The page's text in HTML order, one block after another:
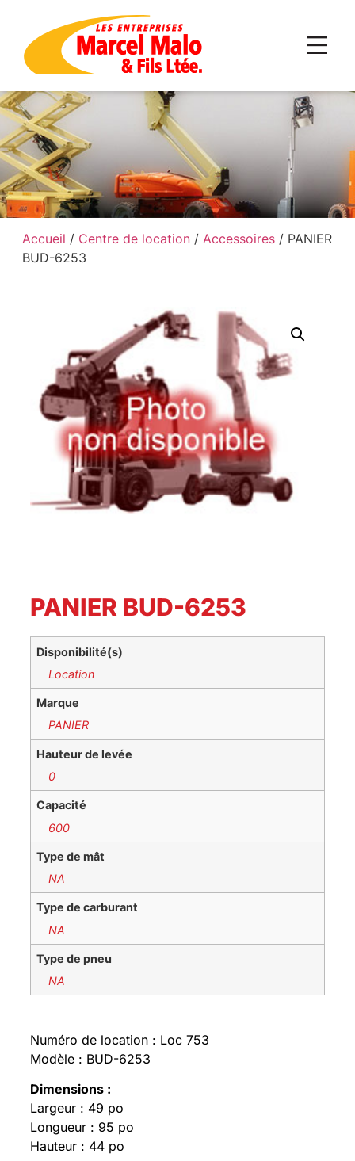
Accueil / Centre de location/ Accessoires/ PANIER
BUD-6253
PANIER BUD-6253
Disponibilité(s)
Location
Marque
PANIER
Hauteur de levée
0
Capacité
600
Type de mât
NA
Type de carburant
NA
Type de pneu
NA
Numéro de location : Loc 753
Modèle : BUD-6253
Dimensions :
Largeur : 49 po
Longueur : 95 po
Hauteur : 44 po